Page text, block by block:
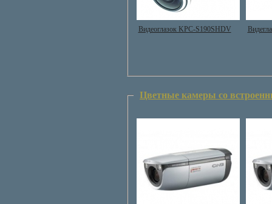
Видеоглазок KPC-S190SHDV
Цветные камеры со